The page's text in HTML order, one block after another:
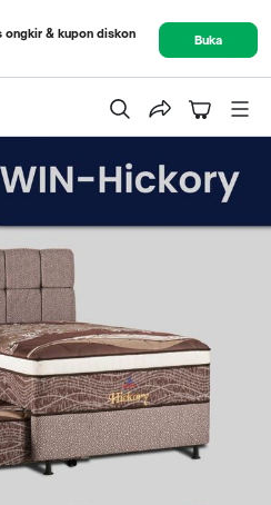
ongkir & kupon diskon
Buka